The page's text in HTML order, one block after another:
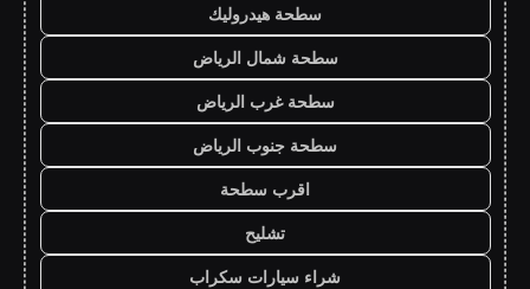
سطحة هيدروليك
سطحة شمال الرياض
سطحة غرب الرياض
سطحة جنوب الرياض
اقرب سطحة
تشليح
شراء سيارات سكراب